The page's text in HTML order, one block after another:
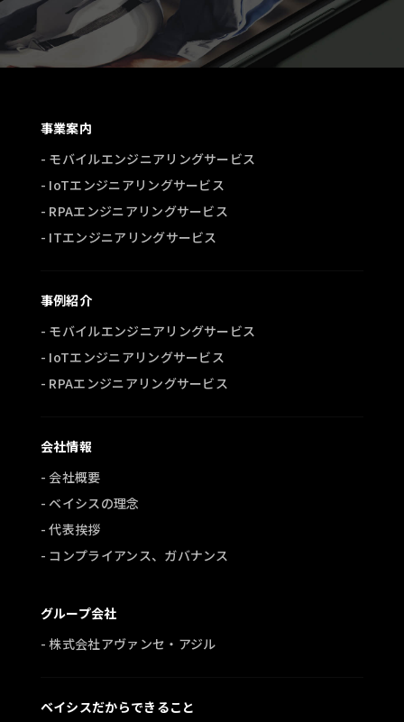
事業案内
- モバイルエンジニアリングサービス
- IoTエンジニアリングサービス
- RPAエンジニアリングサービス
- ITエンジニアリングサービス
事例紹介
- モバイルエンジニアリングサービス
- IoTエンジニアリングサービス
- RPAエンジニアリングサービス
会社情報
- 会社概要
- ベイシスの理念
- 代表挨拶
- コンプライアンス、ガバナンス
グループ会社
- 株式会社アヴァンセ・アジル
ベイシスだからできること